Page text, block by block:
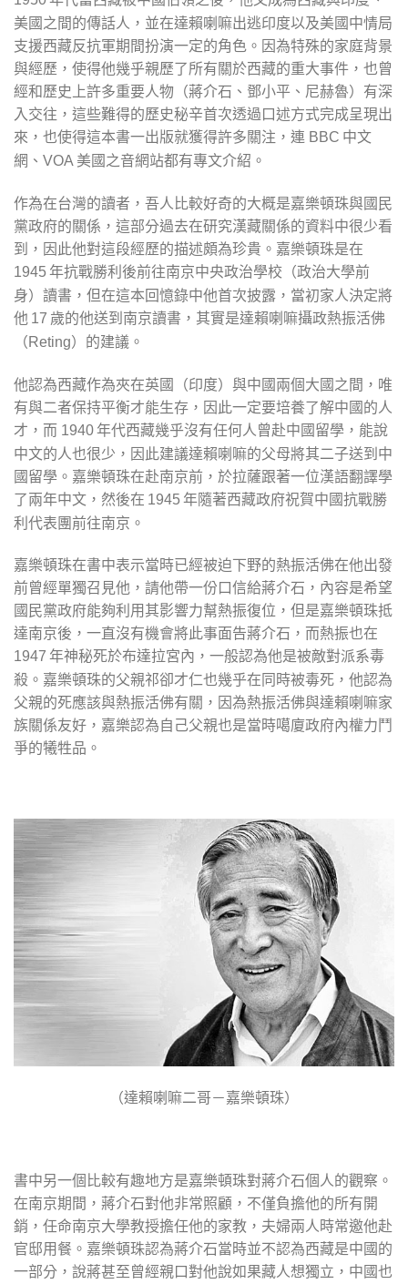
美國之間的傳話人，並在達賴喇嘛出逃印度以及美國中情局
支援西藏反抗軍期間扮演一定的角色。因為特殊的家庭背景
與經歷，使得他幾乎親歷了所有關於西藏的重大事件，也曾
經和歷史上許多重要人物（蔣介石、鄧小平、尼赫魯）有深
入交往，這些難得的歷史秘辛首次透過口述方式完成呈現出
來，也使得這本書一出版就獲得許多關注，連 BBC 中文
網、 VOA 美國之音網站都有專文介紹。
作為在台灣的讀者，吾人比較好奇的大概是嘉樂頓珠與國民
黨政府的關係，這部分過去在研究漢藏關係的資料中很少看
到，因此他對這段經歷的描述頗為珍貴。嘉樂頓珠是在
1945年抗戰勝利後前往南京中央政治學校（政治大學前
身）讀書，但在這本回憶錄中他首次披露，當初家人決定將
他 17 歲的他送到南京讀書，其實是達賴喇嘛攝政熱振活佛
（Reting）的建議。
他認為西藏作為夾在英國（印度）與中國兩個大國之間，唯
有與二者保持平衡才能生存，因此一定要培養了解中國的人
才，而 1940年代西藏幾乎沒有任何人曾赴中國留學，能說
中文的人也很少，因此建議達賴喇嘛的父母將其二子送到中
國留學。嘉樂頓珠在赴南京前，於拉薩跟著一位漢語翻譯學
了兩年中文，然後在 1945年隨著西藏政府祝賀中國抗戰勝
利代表團前往南京。
嘉樂頓珠在書中表示當時已經被迫下野的熱振活佛在他出發
前曾經單獨召見他，請他帶一份口信給蔣介石，內容是希望
國民黨政府能夠利用其影響力幫熱振復位，但是嘉樂頓珠抵
達南京後，一直沒有機會將此事面告蔣介石，而熱振也在
1947 年神秘死於布達拉宮內，一般認為他是被敵對派系毒
殺。嘉樂頓珠的父親祁卻才仁也幾乎在同時被毒死，他認為
父親的死應該與熱振活佛有關，因為熱振活佛與達賴喇嘛家
族關係友好，嘉樂認為自己父親也是當時噶廈政府內權力鬥
爭的犧牲品。
（達賴喇嘛二哥－嘉樂頓珠）
書中另一個比較有趣地方是嘉樂頓珠對蔣介石個人的觀察。
在南京期間，蔣介石對他非常照顧，不僅負擔他的所有開
銷，任命南京大學教授擔任他的家教，夫婦兩人時常邀他赴
官邸用餐。嘉樂頓珠認為蔣介石當時並不認為西藏是中國的
一部分，說蔣甚至曾經親口對他說如果藏人想獨立，中國也